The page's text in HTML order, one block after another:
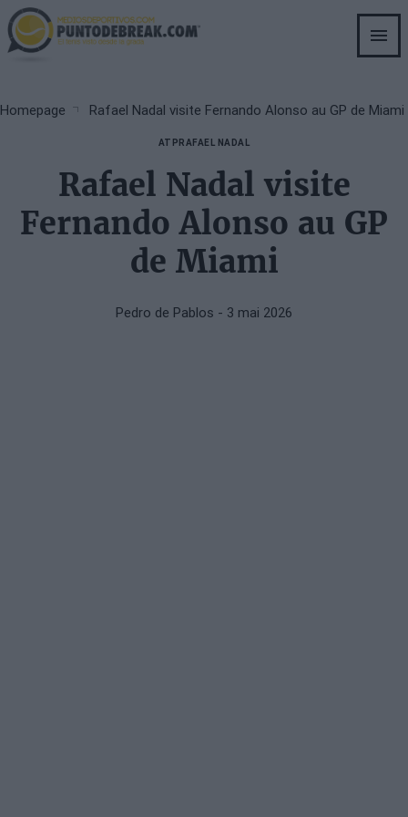
Skip
to
main
Breadcrumb
Homepage Rafael Nadal visite Fernando Alonso au GP de Miami
ATPRAFAEL NADAL
Rafael Nadal visite
Fernando Alonso au GP
de Miami
Pedro de Pablos - 3 mai 2026